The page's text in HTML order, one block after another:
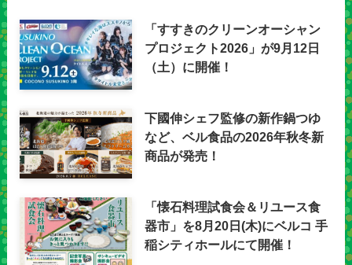
「すすきのクリーンオーシャン
プロジェクト2026」が9月12日
（土）に開催！
下國伸シェフ監修の新作鍋つゆ
など、ベル食品の2026年秋冬新
商品が発売！
「懐石料理試食会＆リユース食
器市」を8月20日(木)にベルコ 手
稲シティホールにて開催！